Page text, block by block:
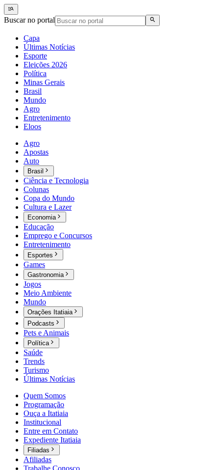
Buscar no portal
Capa
Últimas Notícias
Esporte
Eleições 2026
Política
Minas Gerais
Brasil
Mundo
Agro
Entretenimento
Eloos
Agro
Apostas
Auto
Brasil
Ciência e Tecnologia
Colunas
Copa do Mundo
Cultura e Lazer
Economia
Educação
Emprego e Concursos
Entretenimento
Esportes
Games
Gastronomia
Jogos
Meio Ambiente
Mundo
Orações Itatiaia
Podcasts
Pets e Animais
Política
Saúde
Trends
Turismo
Últimas Notícias
Quem Somos
Programação
Ouça a Itatiaia
Institucional
Entre em Contato
Expediente Itatiaia
Filiadas
Afiliadas